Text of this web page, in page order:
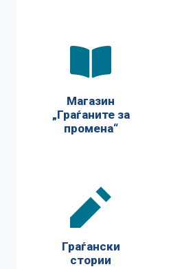
Магазин
„Граѓаните за
промена“
Граѓански
стории